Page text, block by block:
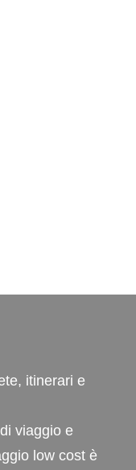
itinerari e
viaggio e
low cost è